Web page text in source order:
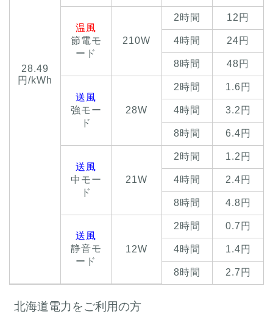
28.49
円/kWh
温風
節電モ
ード
210W
2時間 12円
4時間 24円
8時間 48円
送風
強モー
ド
28W
2時間 1.6円
4時間 3.2円
8時間 6.4円
送風
中モー
ド
21W
2時間 1.2円
4時間 2.4円
8時間 4.8円
送風
静音モ
ード
12W
2時間 0.7円
4時間 1.4円
8時間 2.7円
北海道電力をご利用の方